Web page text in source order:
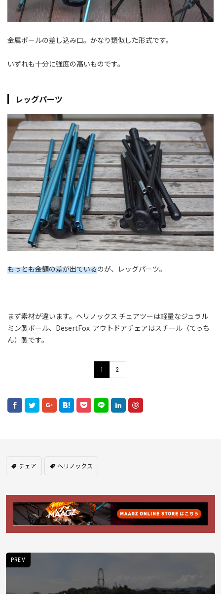
金属ポールの差し込み口。かなり類似した形式です。
いずれも十分に強度の高いものです。
レッグパーツ
もっとも金額の差が出ているのが、レッグパーツ。
まず素材が違います。ヘリノックス チェアツーは軽量なジュラル
ミン製ポール、DesertFox アウトドアチェアはスチール（てっち
ん）製です。
1 2
チェア ヘリノックス
PREV